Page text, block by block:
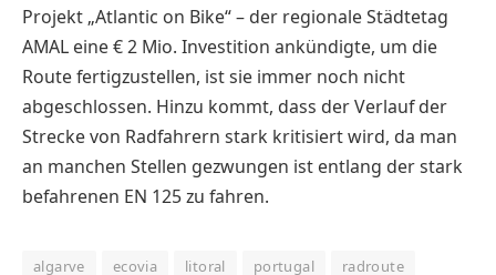
Projekt „Atlantic on Bike“ – der regionale Städtetag
AMAL eine € 2 Mio. Investition ankündigte, um die
Route fertigzustellen, ist sie immer noch nicht
abgeschlossen. Hinzu kommt, dass der Verlauf der
Strecke von Radfahrern stark kritisiert wird, da man
an manchen Stellen gezwungen ist entlang der stark
befahrenen EN 125 zu fahren.
algarve ecovia litoral portugal
radroute